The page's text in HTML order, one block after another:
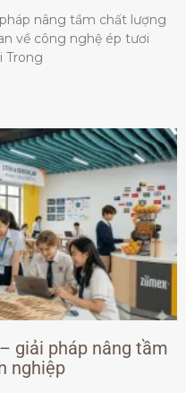
nâng tầm chất lượng
về công nghệ ép tươi
Trong
giải pháp nâng tầm
nghiệp